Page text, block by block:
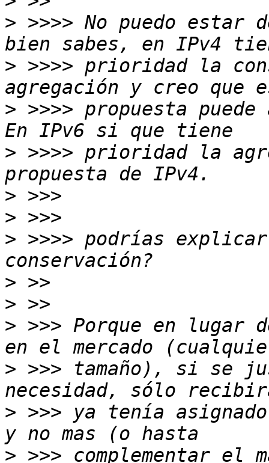
> >>>> No puedo estar
> >>>> prioridad la
> >>>> propuesta
> >>>> prioridad la
>
>
> >>>> podrías
>
>
> >>> Porque en lugar
> >>> tamaño), si se
> >>> ya tenía
> >>> complementar el